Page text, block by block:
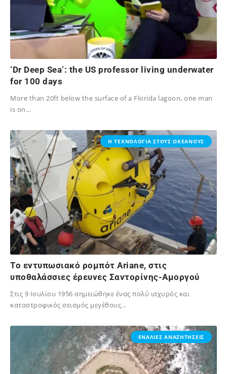
‘Dr Deep Sea’: the US professor living underwater
for 100 days
More than 20ft below the surface of a Florida lagoon, one man
is on…
Η ΤΕΧΝΟΛΟΓΙΑ ΣΤΟΥΣ ΩΚΕΑΝΟΥΣ
Το εντυπωσιακό ρομπότ Ariane, στις
υποθαλάσσιες έρευνες Σαντορίνης-Αμοργού
Στις 9 Ιουλίου 1956 σημειώθηκε ένας πολύ ισχυρός και
καταστροφικός σεισμός μεγέθους…
ΕΝΑΛΙΕΣ ΑΝΑΖΗΤΗΣΕΙΣ